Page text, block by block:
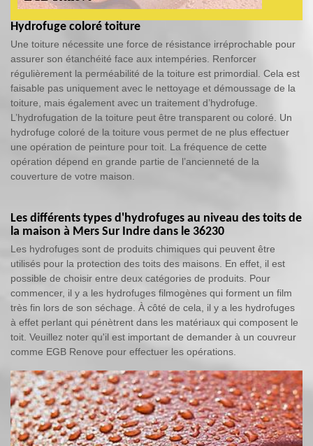
Hydrofuge coloré toiture
Une toiture nécessite une force de résistance irréprochable pour
assurer son étanchéité face aux intempéries. Renforcer
régulièrement la perméabilité de la toiture est primordial. Cela est
faisable pas uniquement avec le nettoyage et démoussage de la
toiture, mais également avec un traitement d’hydrofuge.
L’hydrofugation de la toiture peut être transparent ou coloré. Un
hydrofuge coloré de la toiture vous permet de ne plus effectuer
une opération de peinture pour toit. La fréquence de cette
opération dépend en grande partie de l’ancienneté de la
couverture de votre maison.
Les différents types d'hydrofuges au niveau des toits de
la maison à Mers Sur Indre dans le 36230
Les hydrofuges sont de produits chimiques qui peuvent être
utilisés pour la protection des toits des maisons. En effet, il est
possible de choisir entre deux catégories de produits. Pour
commencer, il y a les hydrofuges filmogènes qui forment un film
très fin lors de son séchage. À côté de cela, il y a les hydrofuges
à effet perlant qui pénètrent dans les matériaux qui composent le
toit. Veuillez noter qu'il est important de demander à un couvreur
comme EGB Renove pour effectuer les opérations.